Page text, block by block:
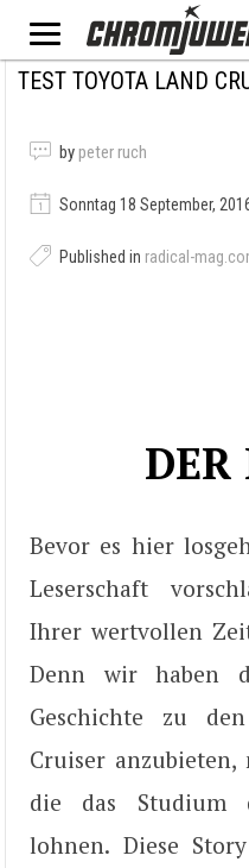
TEST TOYOTA LAND
by peter ruch
Sonntag 18 September,
Published in radical-
DER
Bevor es hier
Leserschaft
Ihrer wertvollen
Denn wir haben
Geschichte zu
Cruiser
die das Studium
lohnen. Diese